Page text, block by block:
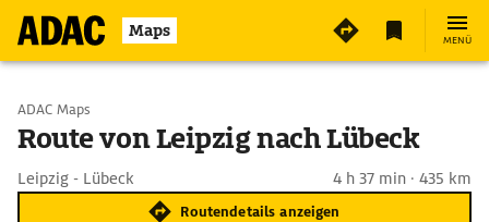
Maps MENÜ
Start wählen
ADAC Maps
Route von Leipzig nach Lübeck
Leipzig - Lübeck 4 h 37 min · 435 km
Routendetails anzeigen